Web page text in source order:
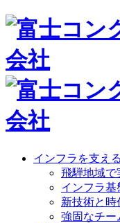
インフラを支え
飛騨地域で
インフラ
新技術と時
強固なチー